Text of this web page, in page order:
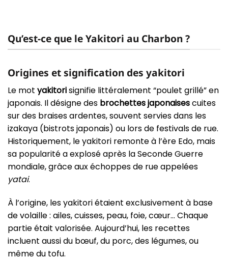
Qu’est-ce que le Yakitori au Charbon ?
Origines et signification des yakitori
Le mot yakitorisignifie littéralement “poulet grillé” en
japonais. Il désigne des brochettes japonaisescuites
sur des braises ardentes, souvent servies dans les
izakaya (bistrots japonais) ou lors de festivals de rue.
Historiquement, le yakitori remonte à l’ère Edo, mais
sa popularité a explosé après la Seconde Guerre
mondiale, grâce aux échoppes de rue appelées
yatai.
À l’origine, les yakitori étaient exclusivement à base
de volaille : ailes, cuisses, peau, foie, cœur… Chaque
partie était valorisée. Aujourd’hui, les recettes
incluent aussi du bœuf, du porc, des légumes, ou
même du tofu.